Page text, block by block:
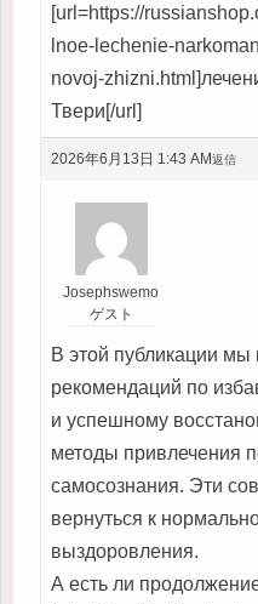
[url=https://
lnoe-lechenie-
novoj-
Твери[/url]
2026年6月13日 1:43 AM返信
Josephswemo
ゲスト
В этой публикации
рекомендаций по
и успешному
методы привлечения
самосознания. Эти
вернуться к
выздоровления.
А есть ли